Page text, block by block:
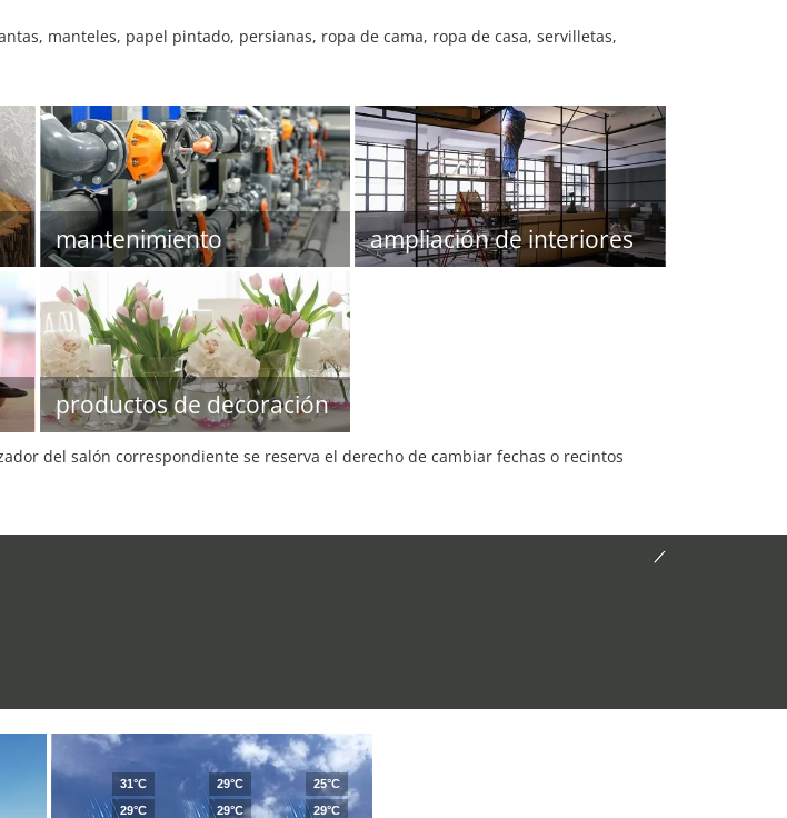
manteles, papel pintado, persianas, ropa de cama, ropa de casa, servilletas,
mantenimiento ampliación de interiores
productos de decoración
del salón correspondiente se reserva el derecho de cambiar fechas o recintos
31°C
29°C
29°C
29°C
25°C
29°C